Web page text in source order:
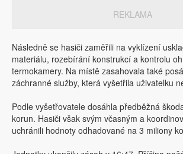
REKLAMA
Následně se hasiči zaměřili na vyklízení
materiálu, rozebírání konstrukcí a kontrolu
termokamery. Na místě zasahovala také
záchranné služby, která vyšetřila uživatelku
Podle vyšetřovatele dosáhla předběžná
korun. Hasiči však svým včasným a
uchránili hodnoty odhadované na 3 miliony